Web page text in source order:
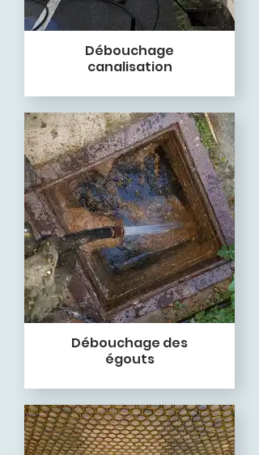
Débouchage
canalisation
Débouchage des
égouts